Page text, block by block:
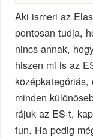
Aki ismeri az
pontosan tudja,
nincs annak,
hiszen mi is az
minden
rájuk az ES-t,
fun. Ha pedig